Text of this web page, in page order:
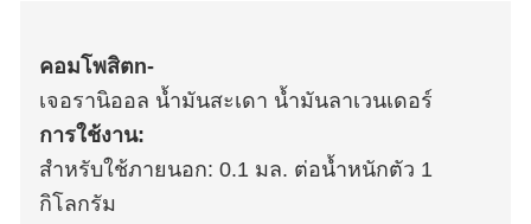
คอมโพสิตn-
เจอรานิออล น้ำมันสะเดา น้ำมันลาเวนเดอร์
การใช้งาน:
สำหรับใช้ภายนอก: 0.1 มล. ต่อน้ำหนักตัว 1
กิโลกรัม